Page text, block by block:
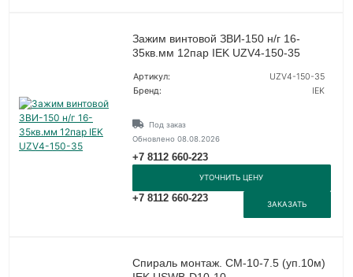
Зажим винтовой ЗВИ-150 н/г 16-
35кв.мм 12пар IEK UZV4-150-35
Артикул:
UZV4-150-35
Бренд:
IEK
Под заказ
Обновлено 08.08.2026
+7 8112 660-223
УТОЧНИТЬ ЦЕНУ
+7 8112 660-223
ЗАКАЗАТЬ
Спираль монтаж. СМ-10-7.5 (уп.10м)